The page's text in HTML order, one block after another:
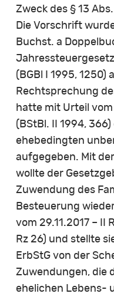
Zweck des § 13
Die Vorschrift
Buchst. a
(BGBl I 1995, 1250)
Rechtsprechung
hatte mit Urteil
(BStBl. II 1994,
ehebedingten
aufgegeben. Mit
wollte der
Zuwendung des
Besteuerung
vom 29.11.2017 – II
Rz 26) und stellte
ErbStG von der
Zuwendungen, die
ehelichen Lebens-